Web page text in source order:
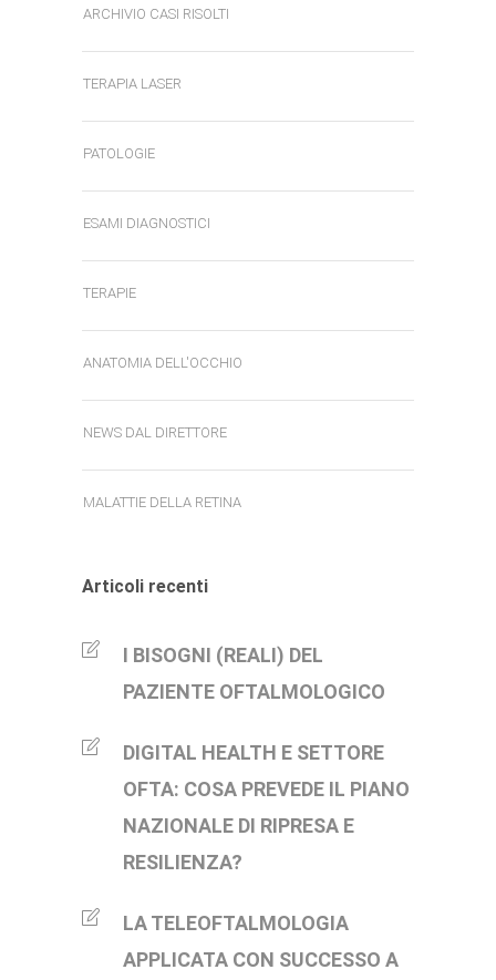
ARCHIVIO CASI RISOLTI
TERAPIA LASER
PATOLOGIE
ESAMI DIAGNOSTICI
TERAPIE
ANATOMIA DELL'OCCHIO
NEWS DAL DIRETTORE
MALATTIE DELLA RETINA
Articoli recenti
I BISOGNI (REALI) DEL
PAZIENTE OFTALMOLOGICO
DIGITAL HEALTH E SETTORE
OFTA: COSA PREVEDE IL PIANO
NAZIONALE DI RIPRESA E
RESILIENZA?
LA TELEOFTALMOLOGIA
APPLICATA CON SUCCESSO A